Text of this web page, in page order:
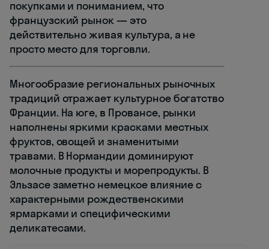
покупками и пониманием, что
французский рынок — это
действительно живая культура, а не
просто место для торговли.
Многообразие региональных рыночных
традиций отражает культурное богатство
Франции. На юге, в Провансе, рынки
наполнены яркими красками местных
фруктов, овощей и знаменитыми
травами. В Нормандии доминируют
молочные продукты и морепродукты. В
Эльзасе заметно немецкое влияние с
характерными рождественскими
ярмарками и специфическими
деликатесами.